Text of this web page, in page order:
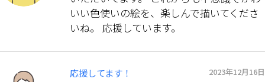
いい色使いの絵を、楽しんで描いてくださ
いね。 応援しています。
応援してます！ 2023年12月16日